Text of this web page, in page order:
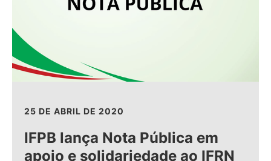
25 DE ABRIL DE 2020
IFPB lança Nota Pública em
apoio e solidariedade ao IFRN